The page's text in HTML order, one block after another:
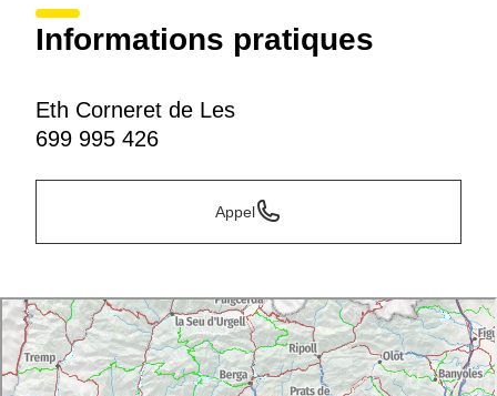
Informations pratiques
Eth Corneret de Les
699 995 426
Appel